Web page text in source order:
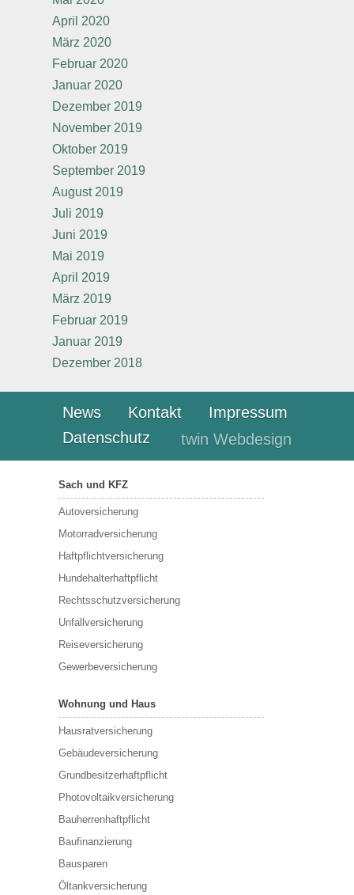
April 2020
März 2020
Februar 2020
Januar 2020
Dezember 2019
November 2019
Oktober 2019
September 2019
August 2019
Juli 2019
Juni 2019
Mai 2019
April 2019
März 2019
Februar 2019
Januar 2019
Dezember 2018
News Kontakt
Impressum
Datenschutz
twin Webdesign
Sach und KFZ
Autoversicherung
Motorradversicherung
Haftpflichtversicherung
Hundehalterhaftpflicht
Rechtsschutzversicherung
Unfallversicherung
Reiseversicherung
Gewerbeversicherung
Wohnung und Haus
Hausratversicherung
Gebäudeversicherung
Grundbesitzerhaftpflicht
Photovoltaikversicherung
Bauherrenhaftpflicht
Baufinanzierung
Bausparen
Öltankversicherung